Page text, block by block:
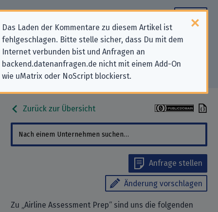
Das Laden der Kommentare zu diesem Artikel ist
fehlgeschlagen. Bitte stelle sicher, dass Du mit dem
Internet verbunden bist und Anfragen an
backend.datenanfragen.de nicht mit einem Add-On
wie uMatrix oder NoScript blockierst.
Datenschutz-Kontaktdaten für
„Airline Assessment Prep“
Zurück zur Übersicht
Anfrage stellen
Änderung vorschlagen
Zu „Airline Assessment Prep“ sind uns die folgenden